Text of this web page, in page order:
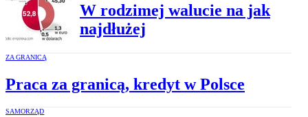
W rodzimej walucie na jak
najdłużej
ZA GRANICĄ
Praca za granicą, kredyt w Polsce
SAMORZĄD